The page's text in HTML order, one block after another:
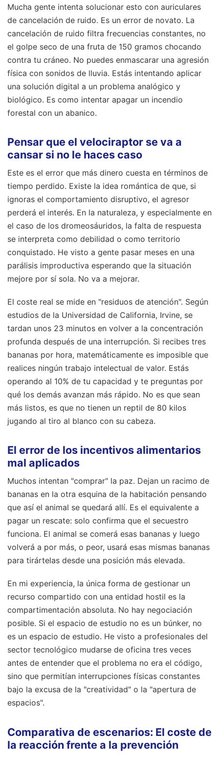
Mucha gente intenta solucionar esto con auriculares
de cancelación de ruido. Es un error de novato. La
cancelación de ruido filtra frecuencias constantes, no
el golpe seco de una fruta de 150 gramos chocando
contra tu cráneo. No puedes enmascarar una agresión
física con sonidos de lluvia. Estás intentando aplicar
una solución digital a un problema analógico y
biológico. Es como intentar apagar un incendio
forestal con un abanico.
Pensar que el velociraptor se va a
cansar si no le haces caso
Este es el error que más dinero cuesta en términos de
tiempo perdido. Existe la idea romántica de que, si
ignoras el comportamiento disruptivo, el agresor
perderá el interés. En la naturaleza, y especialmente en
el caso de los dromeosáuridos, la falta de respuesta
se interpreta como debilidad o como territorio
conquistado. He visto a gente pasar meses en una
parálisis improductiva esperando que la situación
mejore por sí sola. No va a mejorar.
El coste real se mide en "residuos de atención". Según
estudios de la Universidad de California, Irvine, se
tardan unos 23 minutos en volver a la concentración
profunda después de una interrupción. Si recibes tres
bananas por hora, matemáticamente es imposible que
realices ningún trabajo intelectual de valor. Estás
operando al 10% de tu capacidad y te preguntas por
qué los demás avanzan más rápido. No es que sean
más listos, es que no tienen un reptil de 80 kilos
jugando al tiro al blanco con su cabeza.
El error de los incentivos alimentarios
mal aplicados
Muchos intentan "comprar" la paz. Dejan un racimo de
bananas en la otra esquina de la habitación pensando
que así el animal se quedará allí. Es el equivalente a
pagar un rescate: solo confirma que el secuestro
funciona. El animal se comerá esas bananas y luego
volverá a por más, o peor, usará esas mismas bananas
para tirártelas desde una posición más elevada.
En mi experiencia, la única forma de gestionar un
recurso compartido con una entidad hostil es la
compartimentación absoluta. No hay negociación
posible. Si el espacio de estudio no es un búnker, no
es un espacio de estudio. He visto a profesionales del
sector tecnológico mudarse de oficina tres veces
antes de entender que el problema no era el código,
sino que permitían interrupciones físicas constantes
bajo la excusa de la "creatividad" o la "apertura de
espacios".
Comparativa de escenarios: El coste de
la reacción frente a la prevención